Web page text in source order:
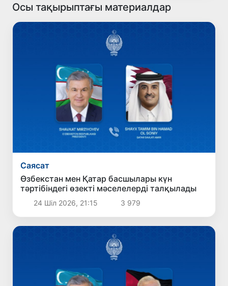
Осы тақырыптағы материалдар
Саясат
Өзбекстан мен Қатар басшылары күн
тәртібіндегі өзекті мәселелерді талқылады
24 Шіл 2026, 21:15 3 979